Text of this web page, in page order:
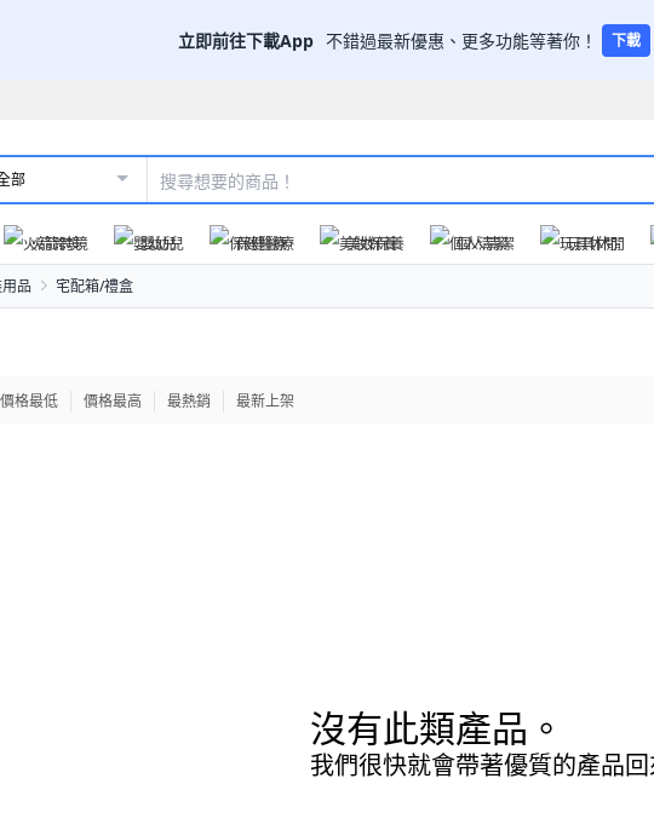
立即前往下載App 不錯過最新優惠、更多功能等著你！ 下載
部
火箭跨境 嬰幼兒 保健醫療 美妝保養 個人清潔 玩具休閒
品 宅配箱/禮盒
價格最低 價格最高 最熱銷 最新上架
沒有此類產品。
我們很快就會帶著優質的產品